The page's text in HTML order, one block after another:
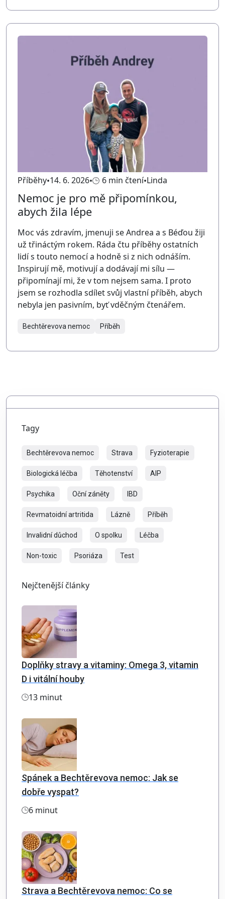
Příběhy 14. 6. 2026 6 min čtení Linda
Nemoc je pro mě připomínkou,
abych žila lépe
Moc vás zdravím, jmenuji se Andrea a s Béďou žiji
už třináctým rokem. Ráda čtu příběhy ostatních
lidí s touto nemocí a hodně si z nich odnáším.
Inspirují mě, motivují a dodávají mi sílu —
připomínají mi, že v tom nejsem sama. I proto
jsem se rozhodla sdílet svůj vlastní příběh, abych
nebyla jen pasivním, byť vděčným čtenářem.
Bechtěrevova nemoc Příběh
Tagy
Bechtěrevova nemoc Strava Fyzioterapie
Biologická léčba Těhotenství AIP
Psychika Oční záněty IBD
Revmatoidní artritida Lázně Příběh
Invalidní důchod O spolku Léčba
Non-toxic Psoriáza Test
Nejčtenější články
Doplňky stravy a vitaminy: Omega 3, vitamin
D i vitální houby
13 minut
Spánek a Bechtěrevova nemoc: Jak se
dobře vyspat?
6 minut
Strava a Bechtěrevova nemoc: Co se